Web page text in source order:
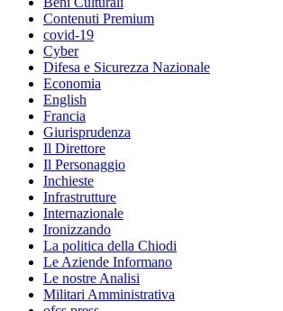
Contenuti Premium
covid-19
Cyber
Difesa e Sicurezza Nazionale
Economia
English
Francia
Giurisprudenza
Il Direttore
Il Personaggio
Inchieste
Infrastrutture
Internazionale
Ironizzando
La politica della Chiodi
Le Aziende Informano
Le nostre Analisi
Militari Amministrativa